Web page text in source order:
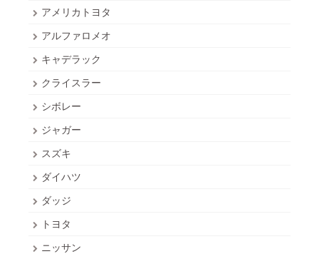
アメリカトヨタ
アルファロメオ
キャデラック
クライスラー
シボレー
ジャガー
スズキ
ダイハツ
ダッジ
トヨタ
ニッサン